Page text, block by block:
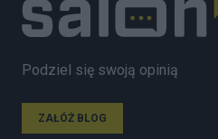
Podziel się swoją opinią
ZAŁÓŻ BLOG